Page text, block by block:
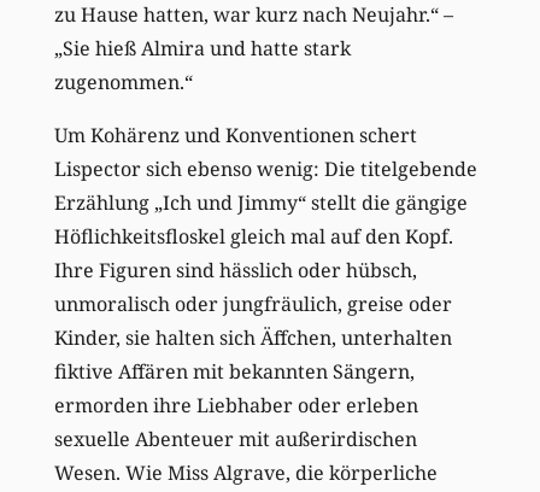
zu Hause hatten, war kurz nach Neujahr.“ –
„Sie hieß Almira und hatte stark
zugenommen.“
Um Kohärenz und Konventionen schert
Lispector sich ebenso wenig: Die titelgebende
Erzählung „Ich und Jimmy“ stellt die gängige
Höflichkeitsfloskel gleich mal auf den Kopf.
Ihre Figuren sind hässlich oder hübsch,
unmoralisch oder jungfräulich, greise oder
Kinder, sie halten sich Äffchen, unterhalten
fiktive Affären mit bekannten Sängern,
ermorden ihre Liebhaber oder erleben
sexuelle Abenteuer mit außerirdischen
Wesen. Wie Miss Algrave, die körperliche